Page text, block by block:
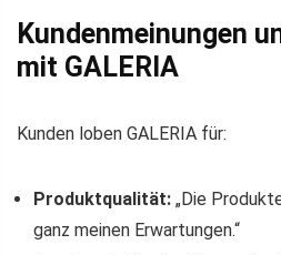
Kundenmeinungen
mit GALERIA
Kunden loben GALERIA für:
Produktqualität: „Die
ganz meinen Erwartungen.“